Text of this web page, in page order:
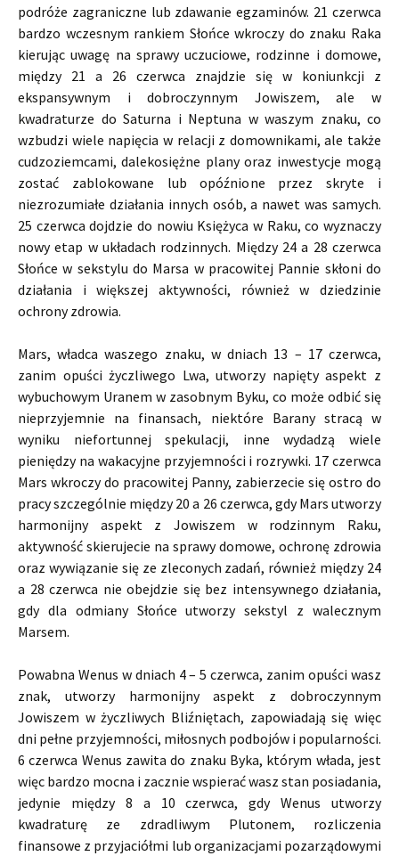
podróże zagraniczne lub zdawanie egzaminów. 21 czerwca
bardzo wczesnym rankiem Słońce wkroczy do znaku Raka
kierując uwagę na sprawy uczuciowe, rodzinne i domowe,
między 21 a 26 czerwca znajdzie się w koniunkcji z
ekspansywnym i dobroczynnym Jowiszem, ale w
kwadraturze do Saturna i Neptuna w waszym znaku, co
wzbudzi wiele napięcia w relacji z domownikami, ale także
cudzoziemcami, dalekosiężne plany oraz inwestycje mogą
zostać zablokowane lub opóźnione przez skryte i
niezrozumiałe działania innych osób, a nawet was samych.
25 czerwca dojdzie do nowiu Księżyca w Raku, co wyznaczy
nowy etap w układach rodzinnych. Między 24 a 28 czerwca
Słońce w sekstylu do Marsa w pracowitej Pannie skłoni do
działania i większej aktywności, również w dziedzinie
ochrony zdrowia.
Mars, władca waszego znaku, w dniach 13 – 17 czerwca,
zanim opuści życzliwego Lwa, utworzy napięty aspekt z
wybuchowym Uranem w zasobnym Byku, co może odbić się
nieprzyjemnie na finansach, niektóre Barany stracą w
wyniku niefortunnej spekulacji, inne wydadzą wiele
pieniędzy na wakacyjne przyjemności i rozrywki. 17 czerwca
Mars wkroczy do pracowitej Panny, zabierzecie się ostro do
pracy szczególnie między 20 a 26 czerwca, gdy Mars utworzy
harmonijny aspekt z Jowiszem w rodzinnym Raku,
aktywność skierujecie na sprawy domowe, ochronę zdrowia
oraz wywiązanie się ze zleconych zadań, również między 24
a 28 czerwca nie obejdzie się bez intensywnego działania,
gdy dla odmiany Słońce utworzy sekstyl z walecznym
Marsem.
Powabna Wenus w dniach 4 – 5 czerwca, zanim opuści wasz
znak, utworzy harmonijny aspekt z dobroczynnym
Jowiszem w życzliwych Bliźniętach, zapowiadają się więc
dni pełne przyjemności, miłosnych podbojów i popularności.
6 czerwca Wenus zawita do znaku Byka, którym włada, jest
więc bardzo mocna i zacznie wspierać wasz stan posiadania,
jedynie między 8 a 10 czerwca, gdy Wenus utworzy
kwadraturę ze zdradliwym Plutonem, rozliczenia
finansowe z przyjaciółmi lub organizacjami pozarządowymi